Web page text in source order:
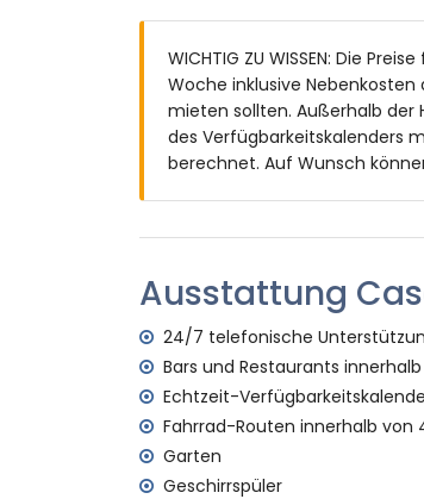
Garten mit Kies, Bäumen
Überdachte Terrasse
Grill
Sitzbereich im Freien und
Nächster Strand: Cala
Nächster Hafen: El Portet,
Nächster Park: Circle Park,
Nächster Flughafen:
Zweitnächster Flughafen:
Bitte anfragen, ob Haustiere
Die Unterkunft ist sehr
Einrichtungen und
WICHTIG ZU WISSEN: Die
Woche inklusive
mieten sollten. Außerhalb der
des Verfügbarkeitskalenders
berechnet. Auf Wunsch
Ausstattung
24/7 telefonische
Bars und Restaurants
Echtzeit-
Fahrrad-Routen innerhalb von
Garten
Geschirrspüler